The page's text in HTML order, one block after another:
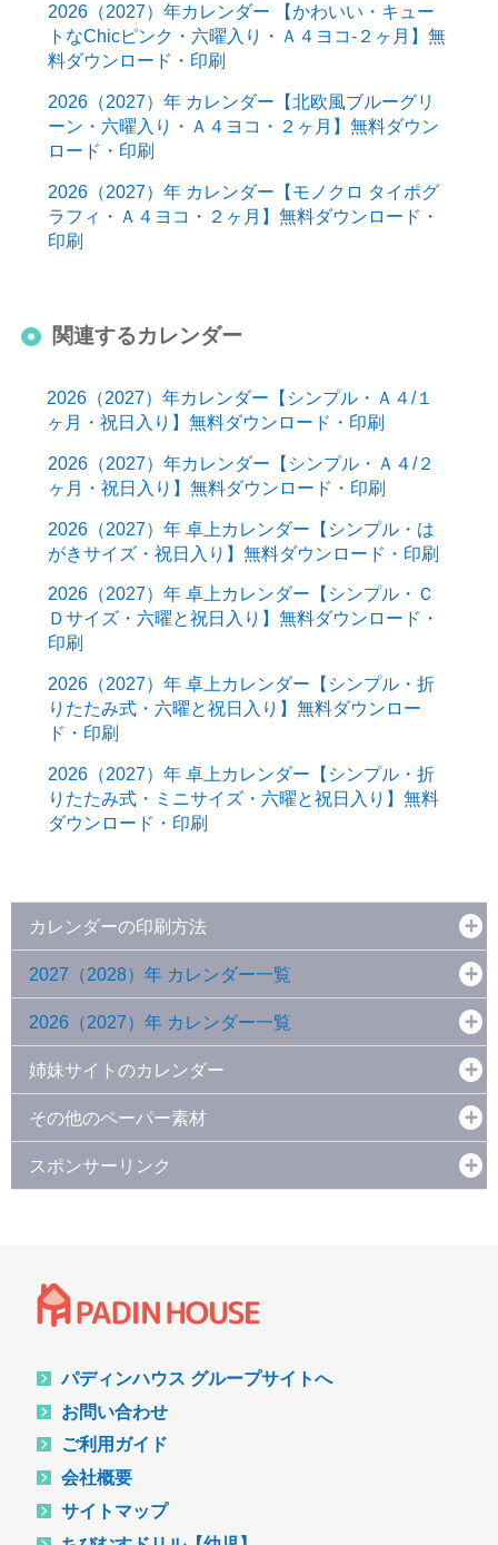
2026（2027）年カレンダー 【かわいい・キュー
トなChicピンク・六曜入り・Ａ４ヨコ-２ヶ月】無
料ダウンロード・印刷
2026（2027）年 カレンダー【北欧風ブルーグリ
ーン・六曜入り・Ａ４ヨコ・２ヶ月】無料ダウン
ロード・印刷
2026（2027）年 カレンダー【モノクロ タイポグ
ラフィ・Ａ４ヨコ・２ヶ月】無料ダウンロード・
印刷
関連するカレンダー
2026（2027）年カレンダー【シンプル・Ａ４/１
ヶ月・祝日入り】無料ダウンロード・印刷
2026（2027）年カレンダー【シンプル・Ａ４/２
ヶ月・祝日入り】無料ダウンロード・印刷
2026（2027）年 卓上カレンダー【シンプル・は
がきサイズ・祝日入り】無料ダウンロード・印刷
2026（2027）年 卓上カレンダー【シンプル・Ｃ
Ｄサイズ・六曜と祝日入り】無料ダウンロード・
印刷
2026（2027）年 卓上カレンダー【シンプル・折
りたたみ式・六曜と祝日入り】無料ダウンロー
ド・印刷
2026（2027）年 卓上カレンダー【シンプル・折
りたたみ式・ミニサイズ・六曜と祝日入り】無料
ダウンロード・印刷
カレンダーの印刷方法
2027（2028）年 カレンダー一覧
2026（2027）年 カレンダー一覧
姉妹サイトのカレンダー
その他のペーパー素材
スポンサーリンク
パディンハウス グループサイトへ
お問い合わせ
ご利用ガイド
会社概要
サイトマップ